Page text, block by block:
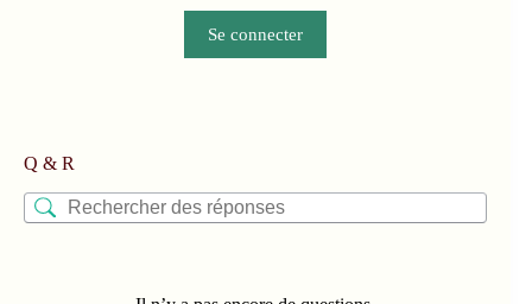
Se connecter
Q & R